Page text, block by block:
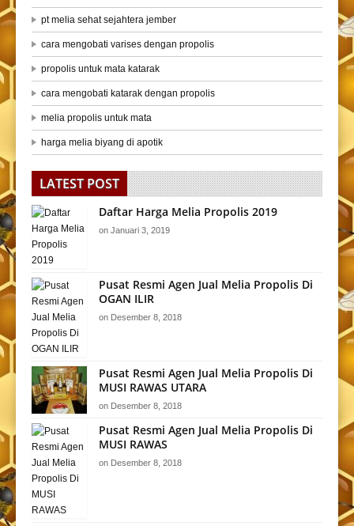
pt melia sehat sejahtera jember
cara mengobati varises dengan propolis
propolis untuk mata katarak
cara mengobati katarak dengan propolis
melia propolis untuk mata
harga melia biyang di apotik
LATEST POST
Daftar Harga Melia Propolis 2019
on Januari 3, 2019
Pusat Resmi Agen Jual Melia Propolis Di
OGAN ILIR
on Desember 8, 2018
Pusat Resmi Agen Jual Melia Propolis Di
MUSI RAWAS UTARA
on Desember 8, 2018
Pusat Resmi Agen Jual Melia Propolis Di
MUSI RAWAS
on Desember 8, 2018